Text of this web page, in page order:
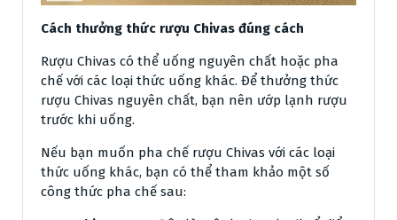
Cách thưởng thức rượu Chivas đúng cách
Rượu Chivas có thể uống nguyên chất hoặc pha
chế với các loại thức uống khác. Để thưởng thức
rượu Chivas nguyên chất, bạn nên ướp lạnh rượu
trước khi uống.
Nếu bạn muốn pha chế rượu Chivas với các loại
thức uống khác, bạn có thể tham khảo một số
công thức pha chế sau: